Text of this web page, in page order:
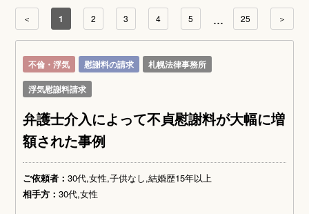
＜ 1 2 3 4 5 ... 25 ＞
不倫・浮気 慰謝料の請求
札幌法律事務所
浮気慰謝料請求
弁護士介入によって不貞慰謝料が大幅に増
額された事例
ご依頼者：30代,女性,子供なし,結婚歴15年以上
相手方：30代,女性